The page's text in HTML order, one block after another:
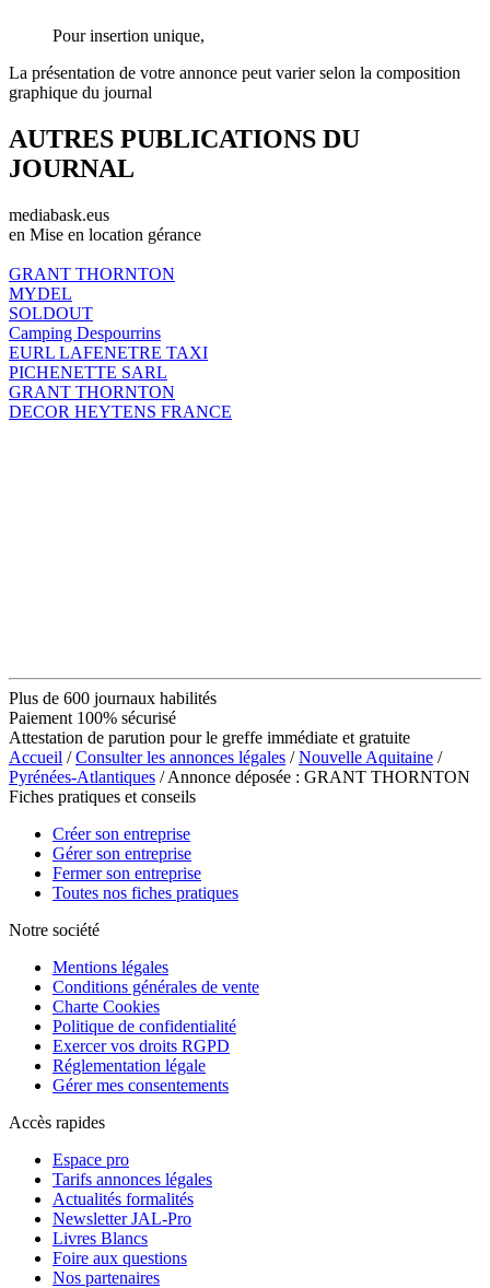
Pour insertion unique,
La présentation de votre annonce peut varier selon la composition
graphique du journal
AUTRES PUBLICATIONS DU
JOURNAL
mediabask.eus
en Mise en location gérance
GRANT THORNTON
MYDEL
SOLDOUT
Camping Despourrins
EURL LAFENETRE TAXI
PICHENETTE SARL
GRANT THORNTON
DECOR HEYTENS FRANCE
Plus de 600 journaux habilités
Paiement 100% sécurisé
Attestation de parution pour le greffe immédiate et gratuite
Accueil /Consulter les annonces légales /Nouvelle Aquitaine /
Pyrénées-Atlantiques / Annonce déposée : GRANT THORNTON
Fiches pratiques et conseils
Créer son entreprise
Gérer son entreprise
Fermer son entreprise
Toutes nos fiches pratiques
Notre société
Mentions légales
Conditions générales de vente
Charte Cookies
Politique de confidentialité
Exercer vos droits RGPD
Réglementation légale
Gérer mes consentements
Accès rapides
Espace pro
Tarifs annonces légales
Actualités formalités
Newsletter JAL-Pro
Livres Blancs
Foire aux questions
Nos partenaires